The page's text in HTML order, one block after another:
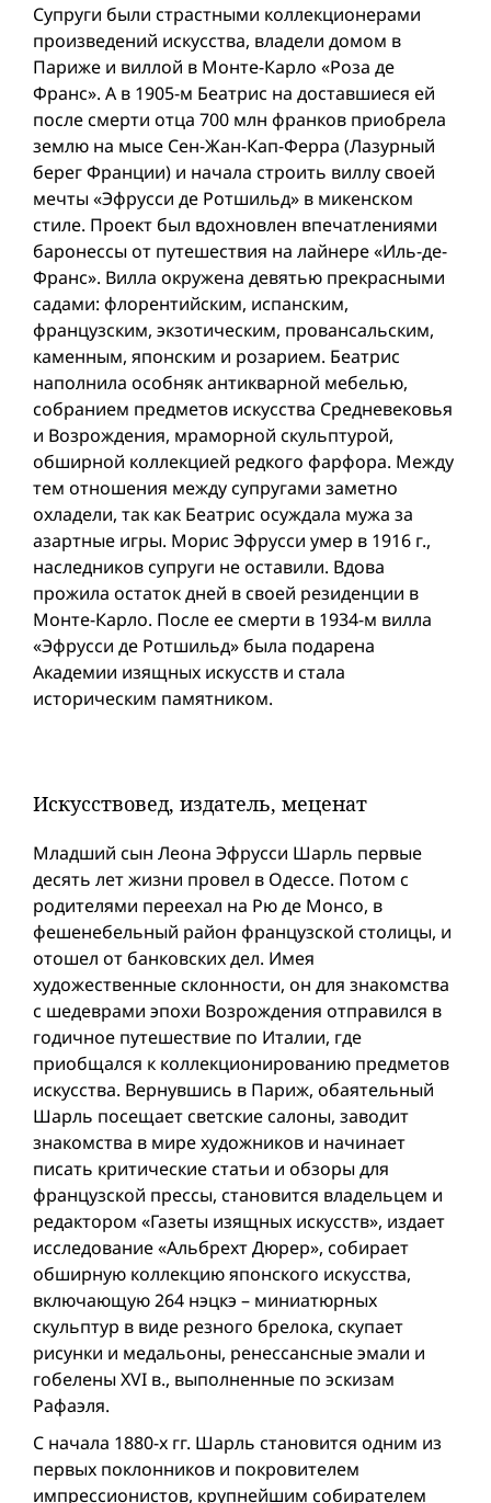
Супруги были страстными коллекционерами
произведений искусства, владели домом в
Париже и виллой в Монте-Карло «Роза де
Франс». А в 1905-м Беатрис на доставшиеся ей
после смерти отца 700 млн франков приобрела
землю на мысе Сен-Жан-Кап-Ферра (Лазурный
берег Франции) и начала строить виллу своей
мечты «Эфрусси де Ротшильд» в микенском
стиле. Проект был вдохновлен впечатлениями
баронессы от путешествия на лайнере «Иль-де-
Франс». Вилла окружена девятью прекрасными
садами: флорентийским, испанским,
французским, экзотическим, провансальским,
каменным, японским и розарием. Беатрис
наполнила особняк антикварной мебелью,
собранием предметов искусства Средневековья
и Возрождения, мраморной скульптурой,
обширной коллекцией редкого фарфора. Между
тем отношения между супругами заметно
охладели, так как Беатрис осуждала мужа за
азартные игры. Морис Эфрусси умер в 1916 г.,
наследников супруги не оставили. Вдова
прожила остаток дней в своей резиденции в
Монте-Карло. После ее смерти в 1934-м вилла
«Эфрусси де Ротшильд» была подарена
Академии изящных искусств и стала
историческим памятником.
Искусствовед, издатель, меценат
Младший сын Леона Эфрусси Шарль первые
десять лет жизни провел в Одессе. Потом с
родителями переехал на Рю де Монсо, в
фешенебельный район французской столицы, и
отошел от банковских дел. Имея
художественные склонности, он для знакомства
с шедеврами эпохи Возрождения отправился в
годичное путешествие по Италии, где
приобщался к коллекционированию предметов
искусства. Вернувшись в Париж, обаятельный
Шарль посещает светские салоны, заводит
знакомства в мире художников и начинает
писать критические статьи и обзоры для
французской прессы, становится владельцем и
редактором «Газеты изящных искусств», издает
исследование «Альбрехт Дюрер», собирает
обширную коллекцию японского искусства,
включающую 264 нэцкэ – миниатюрных
скульптур в виде резного брелока, скупает
рисунки и медальоны, ренессансные эмали и
гобелены XVI в., выполненные по эскизам
Рафаэля.
С начала 1880-х гг. Шарль становится одним из
первых поклонников и покровителем
импрессионистов, крупнейшим собирателем